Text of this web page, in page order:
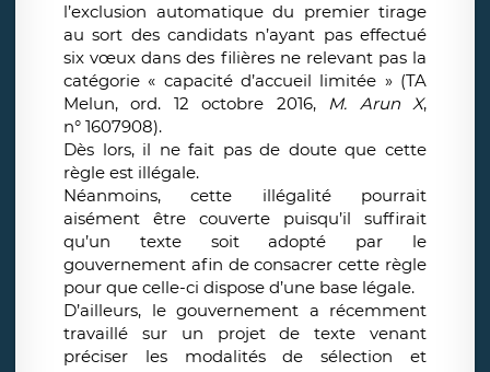
l’exclusion automatique du premier tirage
au sort des candidats n’ayant pas effectué
six vœux dans des filières ne relevant pas la
catégorie « capacité d’accueil limitée » (TA
Melun, ord. 12 octobre 2016, M. Arun X,
n° 1607908).
Dès lors, il ne fait pas de doute que cette
règle est illégale.
Néanmoins, cette illégalité pourrait
aisément être couverte puisqu’il suffirait
qu’un texte soit adopté par le
gouvernement afin de consacrer cette règle
pour que celle-ci dispose d’une base légale.
D’ailleurs, le gouvernement a récemment
travaillé sur un projet de texte venant
préciser les modalités de sélection et